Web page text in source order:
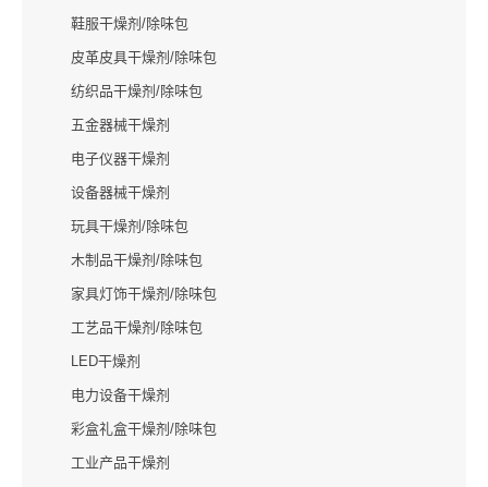
鞋服干燥剂/除味包
皮革皮具干燥剂/除味包
纺织品干燥剂/除味包
五金器械干燥剂
电子仪器干燥剂
设备器械干燥剂
玩具干燥剂/除味包
木制品干燥剂/除味包
家具灯饰干燥剂/除味包
工艺品干燥剂/除味包
LED干燥剂
电力设备干燥剂
彩盒礼盒干燥剂/除味包
工业产品干燥剂